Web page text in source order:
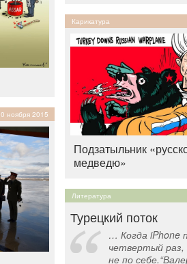
ноября 2015
Карикатура
Подзатыльник
медведю»
Литература
Турецкий поток
… Когда iPhone
четвертый
не по